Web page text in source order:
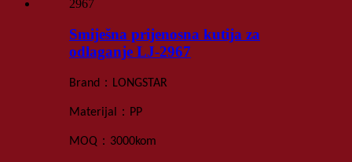
Smiješna prijenosna kutija za
odlaganje LJ-2967
Brand ： LONGSTAR
Materijal ： PP
MOQ ： 3000kom